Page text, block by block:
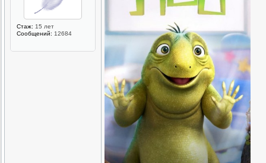
Стаж: 15 лет
Сообщений: 12684